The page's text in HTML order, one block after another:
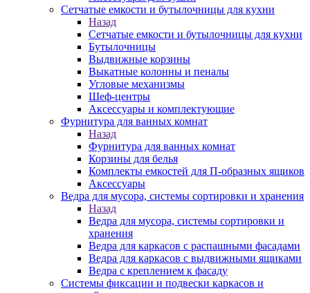
Сетчатые емкости и бутылочницы для кухни
Назад
Сетчатые емкости и бутылочницы для кухни
Бутылочницы
Выдвижные корзины
Выкатные колонны и пеналы
Угловые механизмы
Шеф-центры
Аксессуары и комплектующие
Фурнитура для ванных комнат
Назад
Фурнитура для ванных комнат
Корзины для белья
Комплекты емкостей для П-образных ящиков
Аксессуары
Ведра для мусора, системы сортировки и хранения
Назад
Ведра для мусора, системы сортировки и
хранения
Ведра для каркасов с распашными фасадами
Ведра для каркасов с выдвижными ящиками
Ведра с креплением к фасаду
Системы фиксации и подвески каркасов и